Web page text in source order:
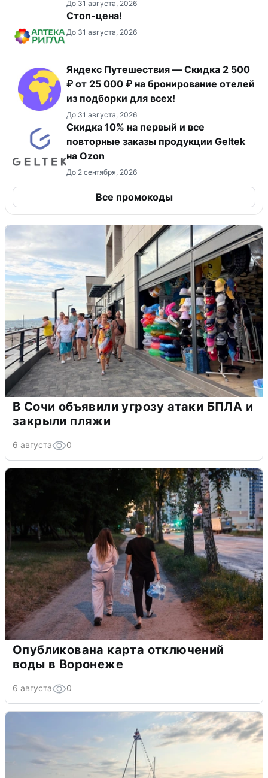
До 31 августа, 2026
Стоп-цена!
До 31 августа, 2026
Яндекс Путешествия — Скидка 2 500
₽ от 25 000 ₽ на бронирование отелей
из подборки для всех!
До 31 августа, 2026
Скидка 10% на первый и все
повторные заказы продукции Geltek
на Ozon
До 2 сентября, 2026
Все промокоды
В Сочи объявили угрозу атаки БПЛА и
закрыли пляжи
6 августа 0
Опубликована карта отключений
воды в Воронеже
6 августа 0